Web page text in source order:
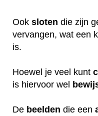
Ook sloten die zijn
vervangen, wat een
is.
Hoewel je veel kunt
is hiervoor wel
De beelden die een